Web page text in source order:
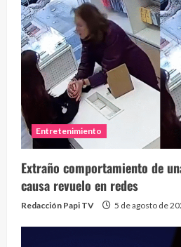
Entretenimiento
Extraño comportamiento de
causa revuelo en redes
Redacción Papi TV 5 de agosto de